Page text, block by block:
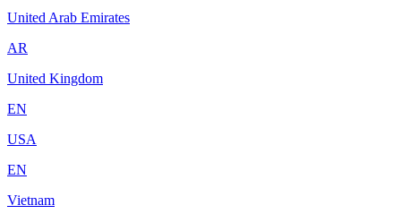
United Arab Emirates
AR
United Kingdom
EN
USA
EN
Vietnam